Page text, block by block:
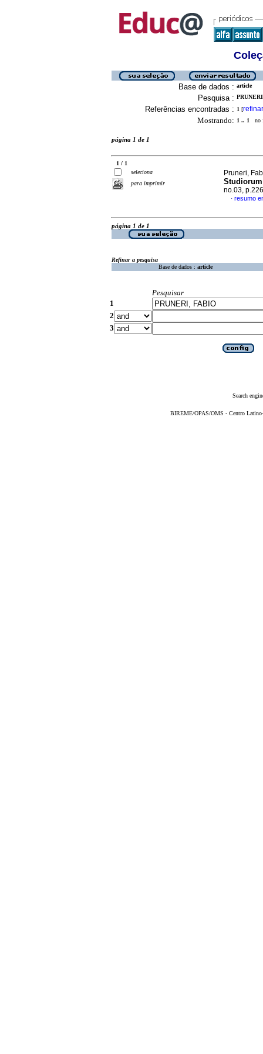
Base de dados : article
Pesquisa :
Referências encontradas : 1 [refinar
Mostrando: 1 .. 1 no
página 1 de 1
1 / 1
seleciona
para imprimir
Pruneri,
no.03,
· resumo
página 1 de 1
Refinar a pesquisa
Base de dados : article
Pesquisar
1
2
3
Search
BIREME/OPAS/OMS - Centro Latino-